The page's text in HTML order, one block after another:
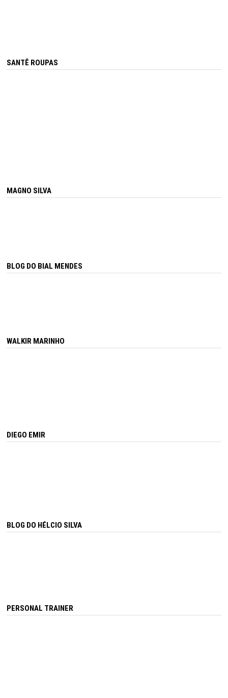
SANTÊ ROUPAS
MAGNO SILVA
BLOG DO BIAL MENDES
WALKIR MARINHO
DIEGO EMIR
BLOG DO HÉLCIO SILVA
PERSONAL TRAINER